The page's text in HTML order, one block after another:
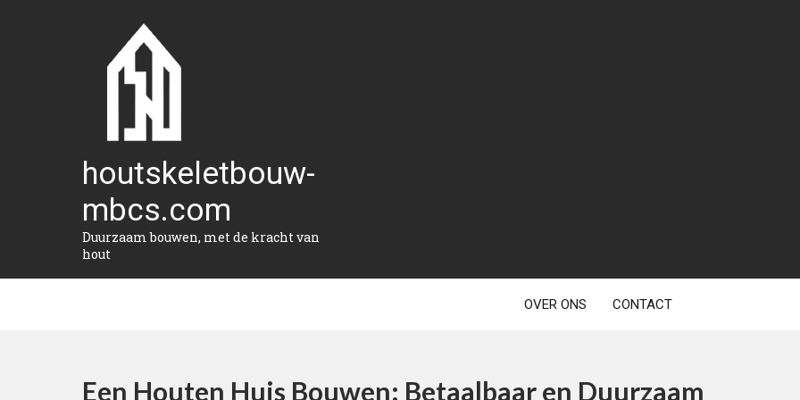
houtskeletbouw-
mbcs.com
Duurzaam bouwen, met de kracht van
hout
OVER ONS CONTACT
Een Houten Huis Bouwen: Betaalbaar en Duurzaam